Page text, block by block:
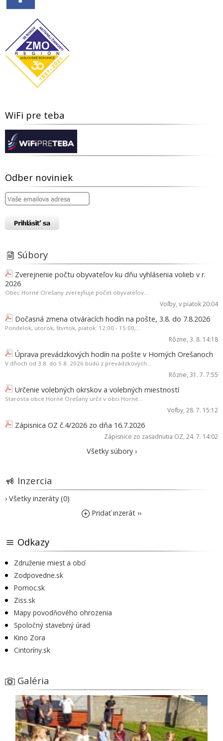
WiFi pre teba
Odber noviniek
Súbory
Zverejnenie počtu obyvateľov ku dňu vyhlásenia volieb v r.
2026
Obec Horné Orešany zverejňuje počet obyvateľov...
Voľby, v piatok 20:04
Dočasná zmena otváracích hodín na pošte, 3.8. do 7.8.2026
Pondelok, utorok, štvrtok, piatok: 12:00 - 15:00,...
Rôzne, 3. 8. 14:18
Úprava prevádzkových hodín na pošte v Horných Orešanoch
V dňoch od 3.8. do 5.8. 2026 budú z prevádzkových...
Rôzne, 31. 7. 7:55
Určenie volebných okrskov a volebných miestností
Starosta obce Horné Orešany určil v obci Horné...
Voľby, 28. 7. 15:12
Zápisnica OZ č.4/2026 zo dňa 16.7.2026
Zápisnice zo zasadnutia OZ, 24. 7. 14:02
Všetky súbory ›
Inzercia
› Všetky inzeráty (0)
Pridať inzerát ››
Odkazy
Združenie miest a obcí
Zodpovedne.sk
Pomoc.sk
Ziss.sk
Mapy povodňového ohrozenia
Spoločný stavebný úrad
Kino Zora
Cintoríny.sk
Galéria